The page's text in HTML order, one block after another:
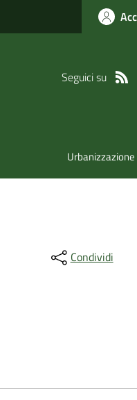
Seguici su
Urbanizzazione
Condividi